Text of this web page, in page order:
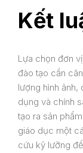
Kết
Lựa chọn đơn
đào tạo cần
lượng hình
dụng và chính
tạo ra sản
giáo dục một
cứu kỹ lưỡng